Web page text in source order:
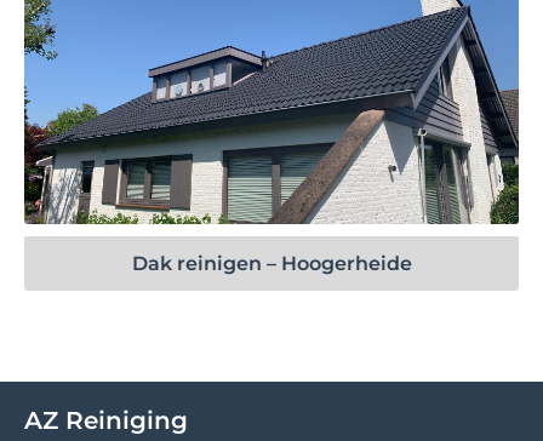
Bekijk project
Dak reinigen – Hoogerheide
AZ Reiniging